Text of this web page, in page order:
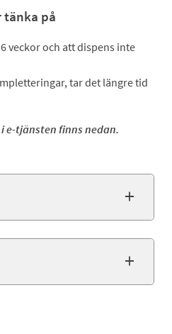
tänka på
veckor och att dispens inte
tar det längre tid
e-tjänsten finns nedan.